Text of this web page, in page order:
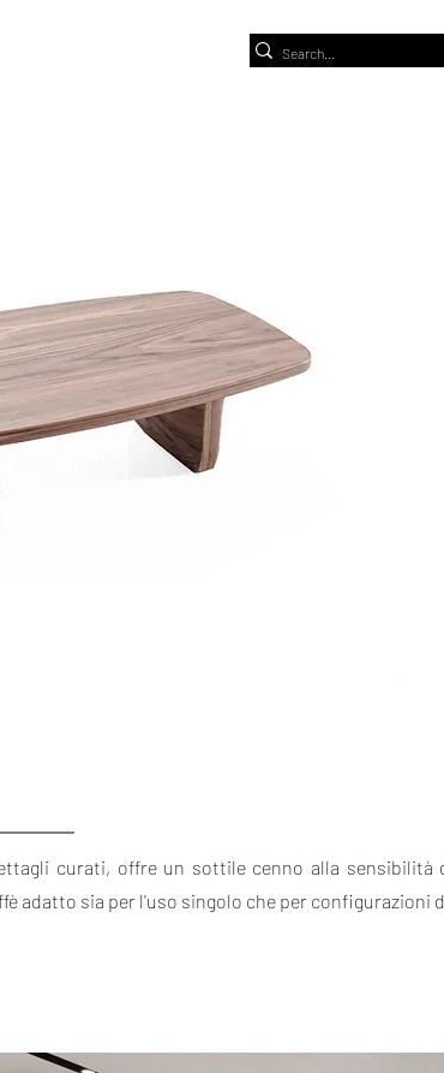
curati, offre un sottile cenno alla sensibilità
adatto sia per l'uso singolo che per configurazioni